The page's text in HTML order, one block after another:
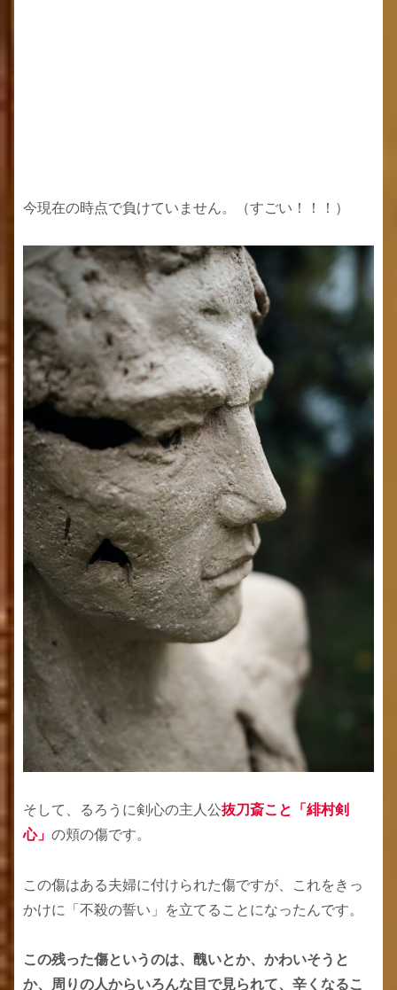
今現在の時点で負けていません。（すごい！！！）
そして、るろうに剣心の主人公抜刀斎こと「緋村剣
心」 の頬の傷です。
この傷はある夫婦に付けられた傷ですが、これをきっ
かけに「不殺の誓い」を立てることになったんです。
この残った傷というのは、醜いとか、かわいそうと
か、周りの人からいろんな目で見られて、辛くなるこ